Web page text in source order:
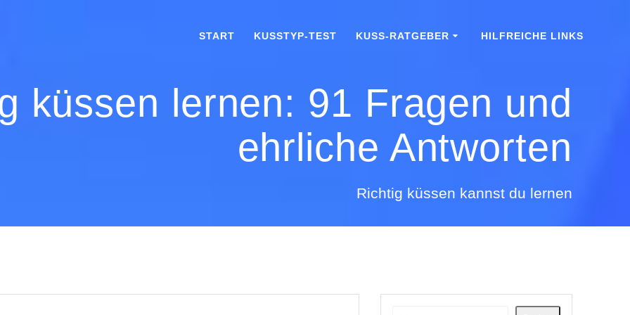
START KUSSTYP-TEST KUSS-RATGEBER HILFREICHE LINKS
küssen lernen: 91 Fragen und
ehrliche Antworten
Richtig küssen kannst du lernen